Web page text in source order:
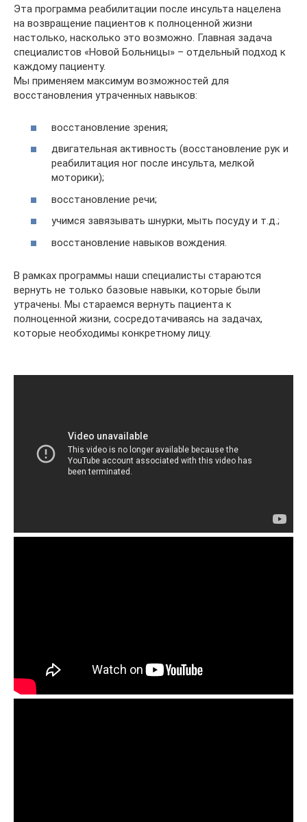
Эта программа реабилитации после инсульта нацелена
на возвращение пациентов к полноценной жизни
настолько, насколько это возможно. Главная задача
специалистов «Новой Больницы» – отдельный подход к
каждому пациенту.
Мы применяем максимум возможностей для
восстановления утраченных навыков:
восстановление зрения;
двигательная активность (восстановление рук и
реабилитация ног после инсульта, мелкой
моторики);
восстановление речи;
учимся завязывать шнурки, мыть посуду и т.д.;
восстановление навыков вождения.
В рамках программы наши специалисты стараются
вернуть не только базовые навыки, которые были
утрачены. Мы стараемся вернуть пациента к
полноценной жизни, сосредотачиваясь на задачах,
которые необходимы конкретному лицу.